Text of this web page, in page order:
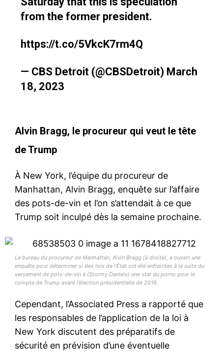
from the former president.
https://t.co/5VkcK7rm4Q
— CBS Detroit (@CBSDetroit) March
18, 2023
Alvin Bragg, le procureur qui veut le tête
de Trump
À New York, l’équipe du procureur de
Manhattan, Alvin Bragg, enquête sur l’affaire
des pots-de-vin et l’on s’attendait à ce que
Trump soit inculpé dès la semaine prochaine.
Le bureau du procureur de Manhattan, Alvin Bragg (à droite), a ouvert une
enquête pour déterminer si des lois de l’État ont été enfreintes à la suite du
versement de pots-de-vin à (Stormy Daniels) une star du porno pour le
compte de Trump avant l’élection présidentielle de 2016.
Cependant, l’Associated Press a rapporté que
les responsables de l’application de la loi à
New York discutent des préparatifs de
sécurité en prévision d’une éventuelle